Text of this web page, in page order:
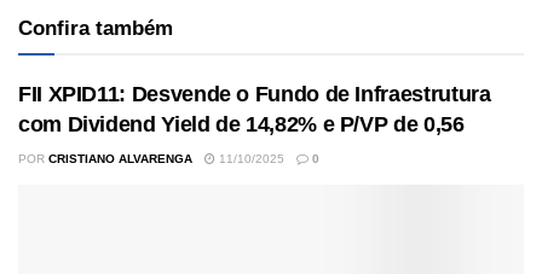
Confira também
FII XPID11: Desvende o Fundo de Infraestrutura
com Dividend Yield de 14,82% e P/VP de 0,56
POR CRISTIANO ALVARENGA 11/10/2025 0